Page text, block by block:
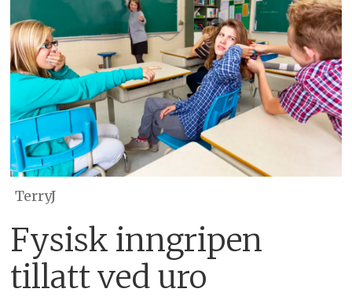
TerryJ
Fysisk inngripen
tillatt ved uro